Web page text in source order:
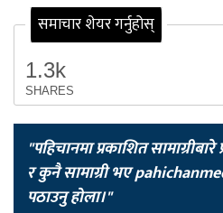
समाचार शेयर गर्नुहोस्
1.3k
SHARES
"पहिचानमा प्रकाशित
र कुनै सामाग्री भए
पठाउनु होला।"